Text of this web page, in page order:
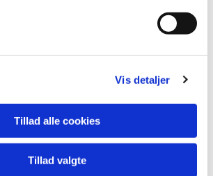
Vis detaljer
Tillad alle cookies
Tillad valgte